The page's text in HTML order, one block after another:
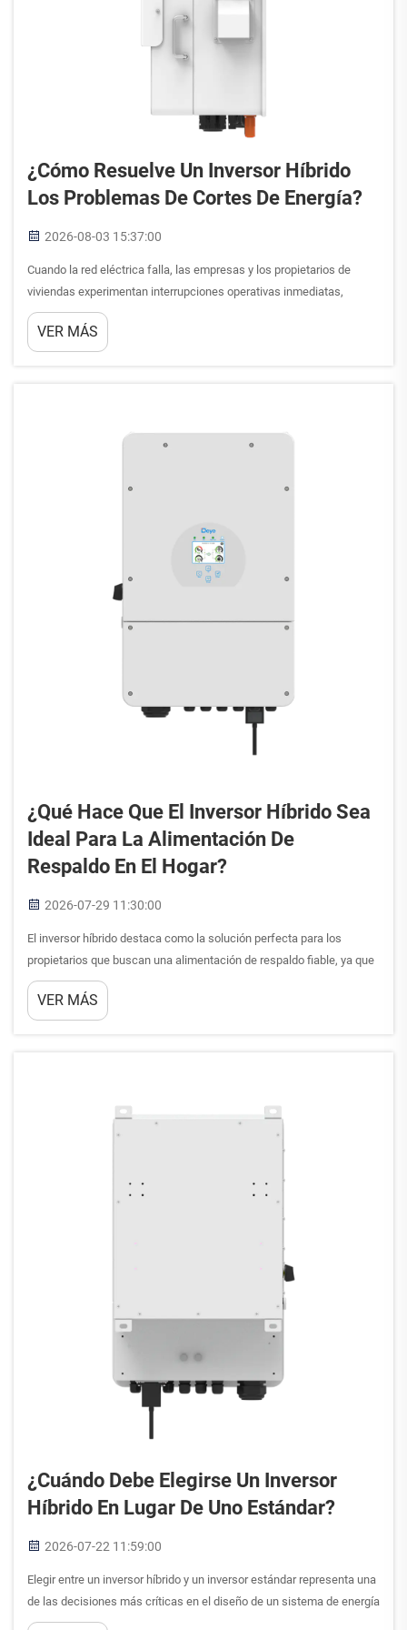
¿Cómo Resuelve Un Inversor Híbrido
Los Problemas De Cortes De Energía?
2026-08-03 15:37:00
Cuando la red eléctrica falla, las empresas y los propietarios de
viviendas experimentan interrupciones operativas inmediatas,
pérdida de datos y problemas de confort. Los cortes de energía
cuestan miles de millones de dólares anualmente a la economía
VER MÁS
¿Qué Hace Que El Inversor Híbrido Sea
Ideal Para La Alimentación De
Respaldo En El Hogar?
2026-07-29 11:30:00
El inversor híbrido destaca como la solución perfecta para los
propietarios que buscan una alimentación de respaldo fiable, ya que
integra sin problemas la generación solar, el almacenamiento en
baterías y la conexión a la red eléctrica en un único sistema
VER MÁS
¿Cuándo Debe Elegirse Un Inversor
Híbrido En Lugar De Uno Estándar?
2026-07-22 11:59:00
Elegir entre un inversor híbrido y un inversor estándar representa una
de las decisiones más críticas en el diseño de un sistema de energía
solar. El momento en que se tome esta decisión puede afectar